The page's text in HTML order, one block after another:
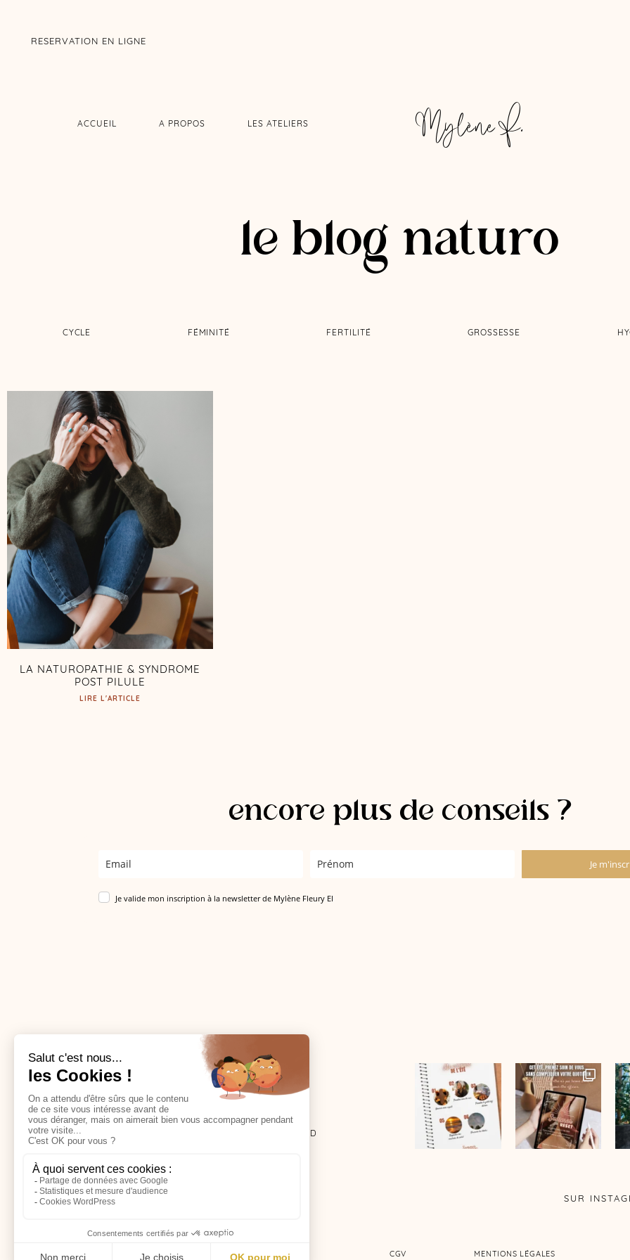
RESERVATION EN LIGNE
ACCUEIL A PROPOS LES ATELIERS Mylène F.
le blog naturo
CYCLE FÉMINITÉ FERTILITÉ GROSSESSE
LA NATUROPATHIE & SYNDROME
POST PILULE
LIRE L'ARTICLE
encore plus de conseils ?
Je
Je valide mon inscription à la newsletter de Mylène Fleury EI
Mylène F.
CABINET DE NATUROPATHIE - TOULOUSE NORD
CONTACT@MYLENEFLEURYNATURO.COM
SUR
CGV MENTIONS LÉGALES